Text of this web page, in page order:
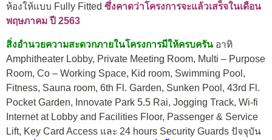
ห้องให้แบบ Fully Fitted ซึ่งคาดว่าโครงการจะแล้วเสร็จในเดือน
พฤษภาคม ปี 2563
สิ่งอำนวยความสะดวกภายในโครงการมีให้ครบครัน อาทิ
Amphitheater Lobby, Private Meeting Room, Multi – Purpose
Room, Co – Working Space, Kid room, Swimming Pool,
Fitness, Sauna room, 6th Fl. Garden, Sunken Pool, 43rd Fl.
Pocket Garden, Innovate Park 5.5 Rai, Jogging Track, Wi-fi
Internet at Lobby and Facilities Floor, Passenger & Service
Lift, Key Card Access และ 24 hours Security Guards ปัจจุบัน